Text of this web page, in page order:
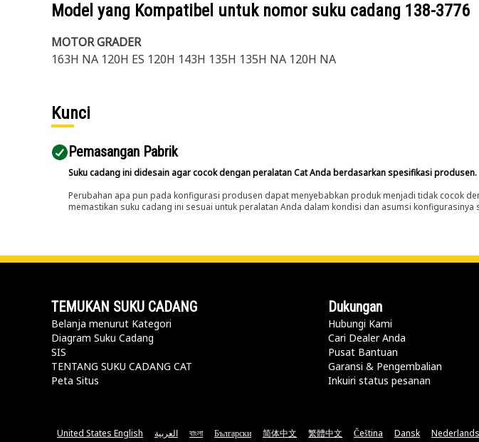
Model yang Kompatibel untuk nomor suku cadang 138-3776
MOTOR GRADER
163H NA 120H ES 120H 143H 135H 135H NA 120H NA
Kunci
Pemasangan Pabrik
Suku cadang ini didesain agar cocok dengan peralatan Cat Anda berdasarkan spesifikasi produsen.
Perubahan apa pun pada konfigurasi produsen dapat menyebabkan produk menjadi tidak cocok
memastikan suku cadang ini sesuai untuk peralatan Anda dalam kondisi dan asumsi
TEMUKAN SUKU CADANG
Belanja menurut Kategori
Diagram Suku Cadang
SIS
TENTANG SUKU CADANG CAT
Peta Situs
Dukungan
Hubungi Kami
Cari Dealer Anda
Pusat Bantuan
Garansi & Pengembalian
Inkuiri status pesanan
United States English العربية বাংলা Български 简体中文 繁體中文 Čeština Dansk Nederlands